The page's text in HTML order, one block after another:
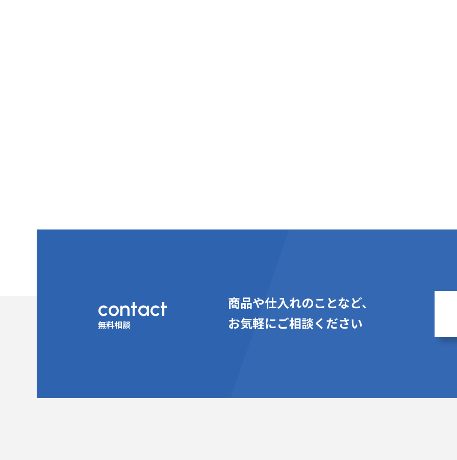
contact
無料相談
商品や仕入れのことなど、
お気軽にご相談ください